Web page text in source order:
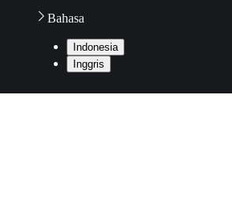
Bahasa
Indonesia
Inggris